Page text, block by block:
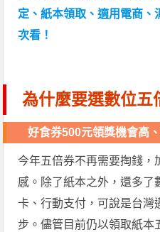
定、紙本領取、適用電商、
次看！
為什麼要選數位五
好食券500元領獎機會高
今年五倍券不再需要掏錢，
感。除了紙本之外，還多了
卡、行動支付，可說是台灣
步。儘管目前仍以領取紙本